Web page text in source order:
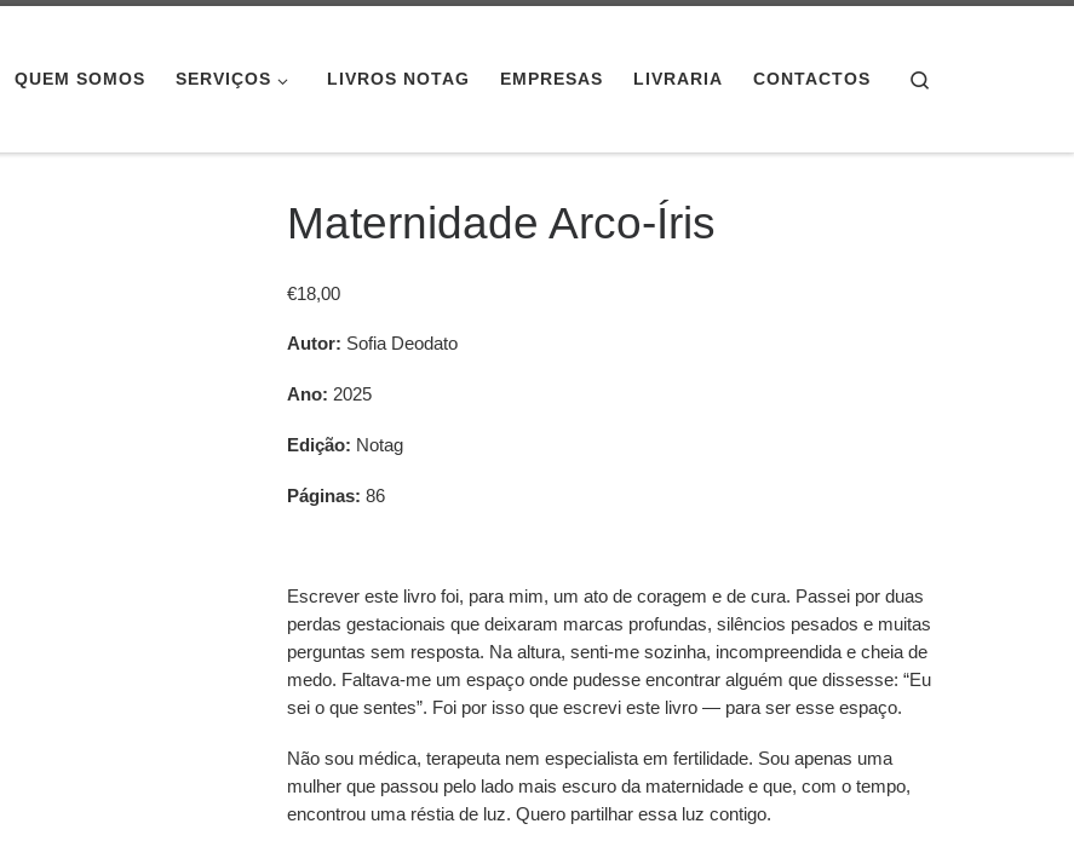
QUEM SOMOS SERVIÇOS LIVROS NOTAG EMPRESAS LIVRARIA CONTACTOS
Maternidade Arco-Íris
€18,00
Autor: Sofia Deodato
Ano: 2025
Edição: Notag
Páginas: 86
Escrever este livro foi, para mim, um ato de coragem e de cura. Passei por duas
perdas gestacionais que deixaram marcas profundas, silêncios pesados e muitas
perguntas sem resposta. Na altura, senti-me sozinha, incompreendida e cheia de
medo. Faltava-me um espaço onde pudesse encontrar alguém que dissesse: “Eu
sei o que sentes”. Foi por isso que escrevi este livro — para ser esse espaço.
Não sou médica, terapeuta nem especialista em fertilidade. Sou apenas uma
mulher que passou pelo lado mais escuro da maternidade e que, com o tempo,
encontrou uma réstia de luz. Quero partilhar essa luz contigo.